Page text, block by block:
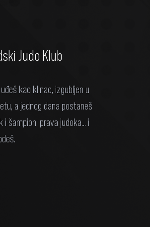
Judo Klub
kao klinac, izgubljen u
a jednog dana postaneš
i šampion, prava judoka... i